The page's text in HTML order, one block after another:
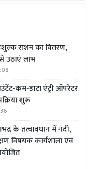
राशन का वितरण,
उठाएं लाभ
कम-डाटा एंट्री ऑपरेटर
शुरू
के तत्वावधान में नदी,
विषयक कार्यशाला एवं